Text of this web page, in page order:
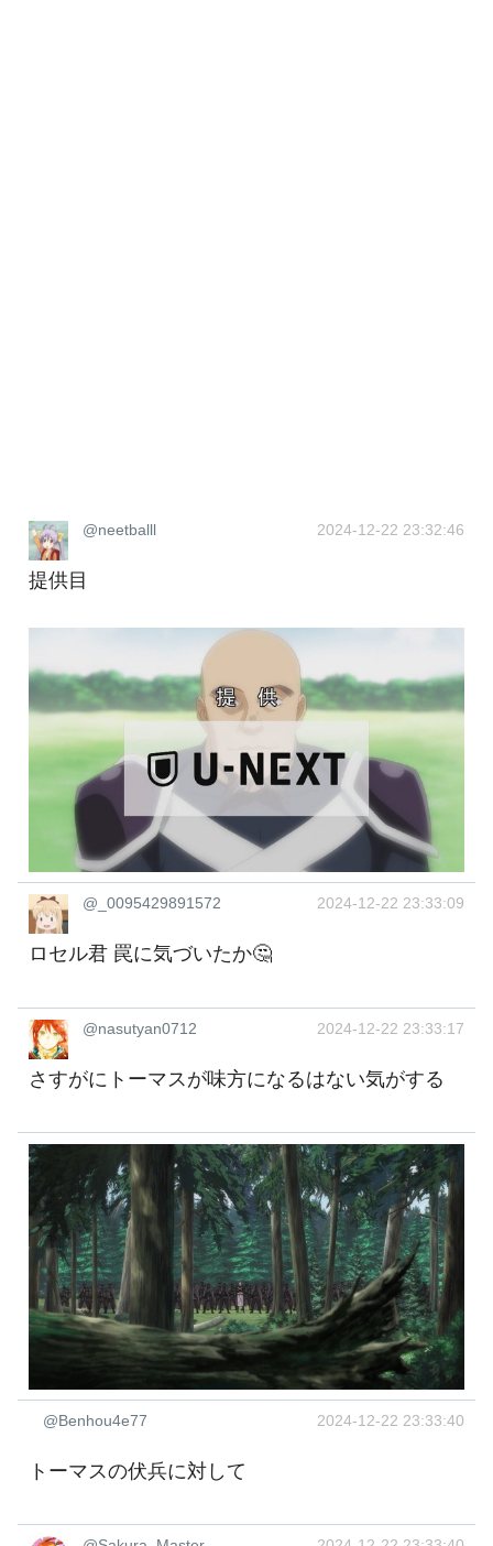
@neetballl 2024-12-22 23:32:46
提供目
@_0095429891572 2024-12-22 23:33:09
ロセル君 罠に気づいたか🤔
@nasutyan0712 2024-12-22 23:33:17
さすがにトーマスが味方になるはない気がする
@Benhou4e77 2024-12-22 23:33:40
トーマスの伏兵に対して